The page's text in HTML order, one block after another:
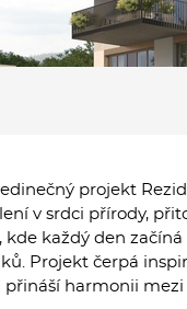
projekt
v srdci přírody,
kde každý den
Projekt čerpá
přináší harmonii